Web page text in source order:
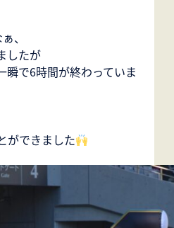
、
したが
瞬で6時間が終わっていま
ができました